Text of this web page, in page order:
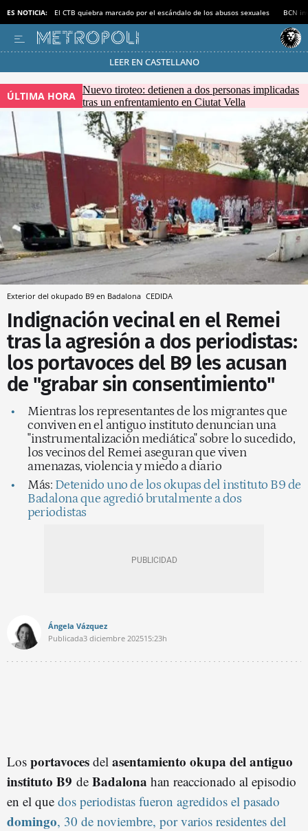
ES NOTICIA: El CTB quiebra marcado por el escándalo de los abusos sexuales BCN
LEER EN CASTELLANO
Pásate al MODO AHORRO
ÚLTIMA HORA Nuevo tiroteo: detienen a dos personas implicadas
tras un enfrentamiento en Ciutat Vella
Exterior del okupado B9 en Badalona CEDIDA
Indignación vecinal en el Remei
tras la agresión a dos periodistas:
los portavoces del B9 les acusan
de "grabar sin consentimiento"
Mientras los representantes de los migrantes que
conviven en el antiguo instituto denuncian una
"instrumentalización mediática" sobre lo sucedido,
los vecinos del Remei aseguran que viven
amenazas, violencia y miedo a diario
Más: Detenido uno de los okupas del instituto B9 de
Badalona que agredió brutalmente a dos
periodistas
Ángela Vázquez
Publicada3 diciembre 202515:23h
Los portavoces del asentamiento okupa del antiguo
instituto B9 de Badalona han reaccionado al episodio
en el que dos periodistas fueron agredidos el pasado
domingo, 30 de noviembre, por varios residentes del